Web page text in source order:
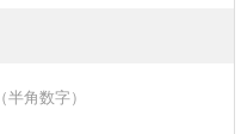
（半角数字）